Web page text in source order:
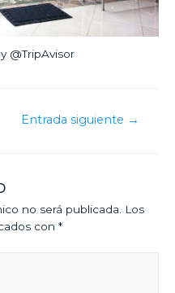
@TripAvisor
Entrada siguiente →
no será publicada. Los
con *